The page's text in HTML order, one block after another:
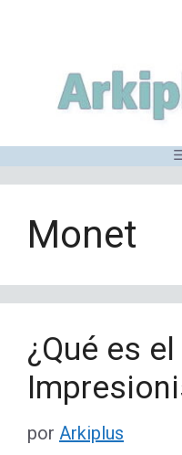
contenido
Monet
¿Qué es el
por Arkiplus